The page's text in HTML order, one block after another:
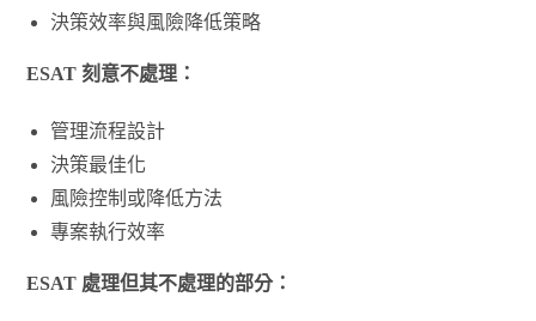
決策效率與風險降低策略
ESAT 刻意不處理：
管理流程設計
決策最佳化
風險控制或降低方法
專案執行效率
ESAT 處理但其不處理的部分：